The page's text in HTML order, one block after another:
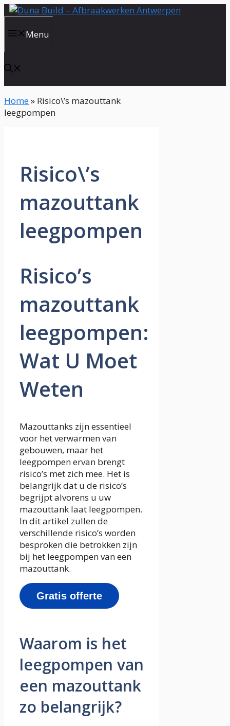
Spring
de
Menu
Home» Risico\’s mazouttank
leegpompen
Risico\’s
mazouttank
leegpompen
Risico’s
mazouttank
leegpompen:
Wat U Moet
Weten
Mazouttanks zijn essentieel
voor het verwarmen van
gebouwen, maar het
leegpompen ervan brengt
risico’s met zich mee. Het is
belangrijk dat u de risico’s
begrijpt alvorens u uw
mazouttank laat leegpompen.
In dit artikel zullen de
verschillende risico’s worden
besproken die betrokken zijn
bij het leegpompen van een
mazouttank.
Gratis offerte
Waarom is het
leegpompen van
een mazouttank
zo belangrijk?